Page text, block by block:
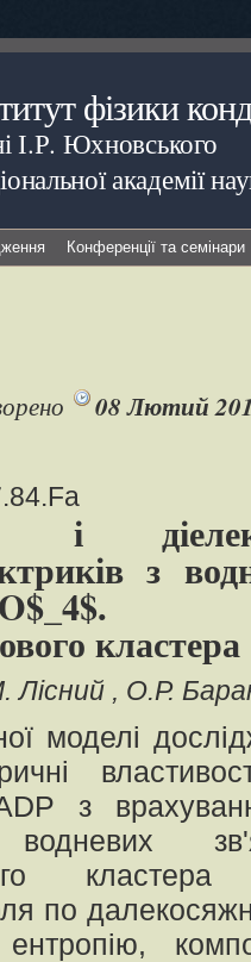
фізики
І.Р. Юхновського
академії
Конференції та семінари
08 Лютий
і
з
кластера
Лісний О.Р.
моделі
з
по